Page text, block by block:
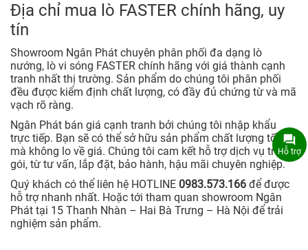
Địa chỉ mua lò FASTER chính hãng, uy
tín
Showroom Ngân Phát chuyên phân phối đa dạng lò
nướng, lò vi sóng FASTER chính hãng với giá thành cạnh
tranh nhất thị trường. Sản phẩm do chúng tôi phân phối
đều được kiểm định chất lượng, có đầy đủ chứng từ và mã
vạch rõ ràng.
Ngân Phát bán giá cạnh tranh bởi chúng tôi nhập khẩu
trực tiếp. Bạn sẽ có thể sở hữu sản phẩm chất lượng tốt
mà không lo về giá. Chúng tôi cam kết hỗ trợ dịch vụ trọn
gói, từ tư vấn, lắp đặt, bảo hành, hậu mãi chuyên nghiệp.
Quý khách có thể liên hệ HOTLINE 0983.573.166 để được
hỗ trợ nhanh nhất. Hoặc tới tham quan showroom Ngân
Phát tại 15 Thanh Nhàn – Hai Bà Trưng – Hà Nội để trải
nghiệm sản phẩm.
Hỗ trợ